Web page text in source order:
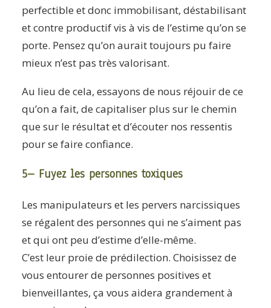
perfectible et donc immobilisant, déstabilisant
et contre productif vis à vis de l’estime qu’on se
porte. Pensez qu’on aurait toujours pu faire
mieux n’est pas très valorisant.
Au lieu de cela, essayons de nous réjouir de ce
qu’on a fait, de capitaliser plus sur le chemin
que sur le résultat et d’écouter nos ressentis
pour se faire confiance.
5– Fuyez les personnes toxiques
Les manipulateurs et les pervers narcissiques
se régalent des personnes qui ne s’aiment pas
et qui ont peu d’estime d’elle-même.
C’est leur proie de prédilection. Choisissez de
vous entourer de personnes positives et
bienveillantes, ça vous aidera grandement à